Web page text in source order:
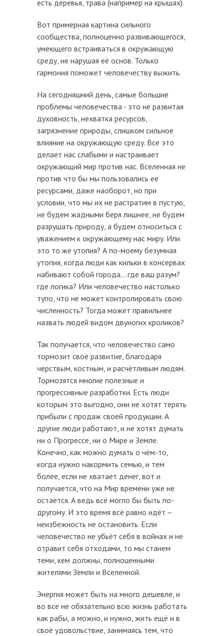
есть деревья, трава (например на крышах).
Вот примерная картина сильного
сообщества, полноценно развивающегося,
умеющего встраиваться в окружающую
среду, не нарушая её основ. Только
гармония поможет человечеству выжить.
На сегодняшний день, самые большие
проблемы человечества - это не развитая
духовность, нехватка ресурсов,
загрязнение природы, слишком сильное
влияние на окружающую среду. Все это
делает нас слабыми и настраивает
окружающий мир против нас. Вселенная не
против что бы мы пользовались ее
ресурсами, даже наоборот, но при
условии, что мы их не растратим в пустую,
не будем жадными беря лишнее, не будем
разрушать природу, а будем относиться с
уважением к окружающему нас миру. Или
это то же утопия? А по-моему безумная
утопия, когда люди как кильки в консервах
набивают собой города... где ваш разум?
где логика? Или человечество настолько
тупо, что не может контролировать свою
численность? Тогда может правильнее
назвать людей видом двуногих кроликов?
Так получается, что человечество само
тормозит своё развитие, благодаря
чёрствым, костным, и расчётливым людям.
Тормозятся многие полезные и
прогрессивные разработки. Есть люди
которым это выгодно, они не хотят терять
прибыли с продаж своей продукции. А
другие люди работают, и не хотят думать
ни о Прогрессе, ни о Мире и Земле.
Конечно, как можно думать о чём-то,
когда нужно накормить семью, и тем
более, если не хватает денег, вот и
получается, что на Мир времени уже не
остаётся. А ведь всё могло бы быть по-
другому. И это время всё равно идёт –
неизбежность не остановить. Если
человечество не убьёт себя в войнах и не
отравит себя отходами, то мы станем
теми, кем должны, полноценными
жителями Земли и Вселенной.
Энергия может быть на много дешевле, и
во все не обязательно всю жизнь работать
как рабы, а можно, и нужно, жить ещё и в
своё удовольствие, занимаясь тем, что